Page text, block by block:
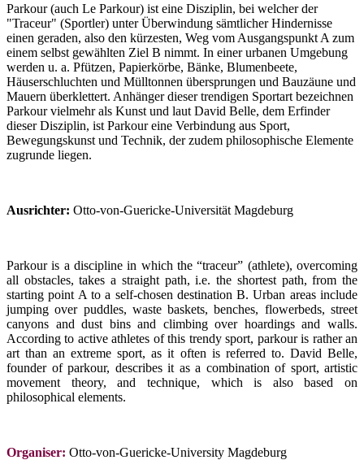
Parkour (auch Le Parkour) ist eine Disziplin, bei welcher der
"Traceur" (Sportler) unter Überwindung sämtlicher Hindernisse
einen geraden, also den kürzesten, Weg vom Ausgangspunkt A zum
einem selbst gewählten Ziel B nimmt. In einer urbanen Umgebung
werden u. a. Pfützen, Papierkörbe, Bänke, Blumenbeete,
Häuserschluchten und Mülltonnen übersprungen und Bauzäune und
Mauern überklettert. Anhänger dieser trendigen Sportart bezeichnen
Parkour vielmehr als Kunst und laut David Belle, dem Erfinder
dieser Disziplin, ist Parkour eine Verbindung aus Sport,
Bewegungskunst und Technik, der zudem philosophische Elemente
zugrunde liegen.
Ausrichter: Otto-von-Guericke-Universität Magdeburg
Parkour is a discipline in which the “traceur” (athlete), overcoming
all obstacles, takes a straight path, i.e. the shortest path, from the
starting point A to a self-chosen destination B. Urban areas include
jumping over puddles, waste baskets, benches, flowerbeds, street
canyons and dust bins and climbing over hoardings and walls.
According to active athletes of this trendy sport, parkour is rather an
art than an extreme sport, as it often is referred to. David Belle,
founder of parkour, describes it as a combination of sport, artistic
movement theory, and technique, which is also based on
philosophical elements.
Organiser: Otto-von-Guericke-University Magdeburg